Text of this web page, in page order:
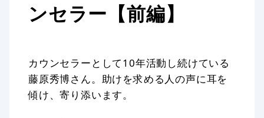
ンセラー【前編】
カウンセラーとして10年活動し続けている
藤原秀博さん。助けを求める人の声に耳を
傾け、寄り添います。